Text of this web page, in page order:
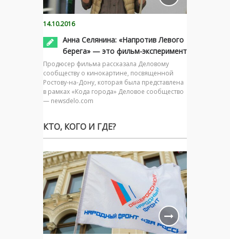
14.10.2016
Анна Селянина: «Напротив Левого
берега» — это фильм-эксперимент
Продюсер фильма рассказала Деловому
сообществу о кинокартине, посвященной
Ростову-на-Дону, которая была представлена
в рамках «Кода города» Деловое сообщество
— newsdelo.com
КТО, КОГО И ГДЕ?